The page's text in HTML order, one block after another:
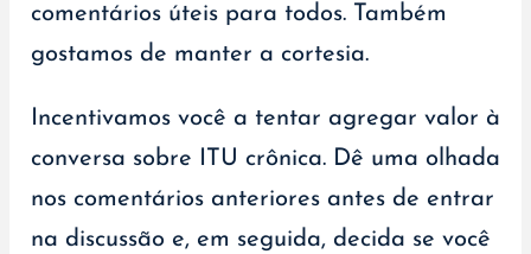
comentários úteis para todos. Também
gostamos de manter a cortesia.
Incentivamos você a tentar agregar valor à
conversa sobre ITU crônica. Dê uma olhada
nos comentários anteriores antes de entrar
na discussão e, em seguida, decida se você